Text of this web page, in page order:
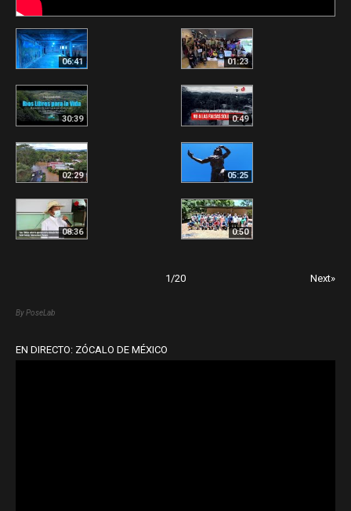
06:41 01:23
30:39 0:49
02:29 05:25
08:36 0:50
1/20 Next»
By PoseLab
EN DIRECTO: ZÓCALO DE MÉXICO